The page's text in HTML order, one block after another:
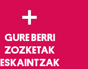
+
GURE BERRI
ZOZKETAK
ESKAINTZAK